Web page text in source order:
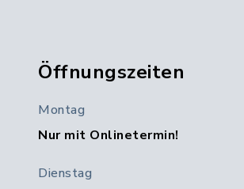
Öffnungszeiten
Montag
Nur mit Onlinetermin!
Dienstag